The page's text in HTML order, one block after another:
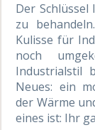
Der
zu
Kulisse für
noch
Industrialstil
Neues: ein
der Wärme
eines ist: Ihr